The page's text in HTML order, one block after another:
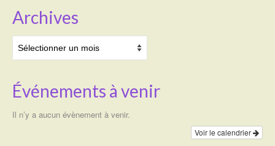
Archives
Événements à venir
Il n’y a aucun évènement à venir.
Voir le calendrier